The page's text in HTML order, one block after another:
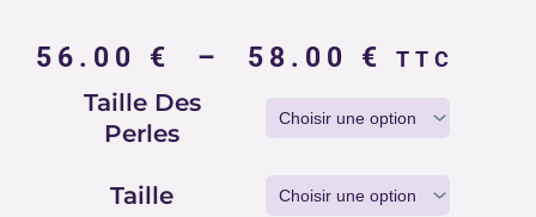
56.00 € – 58.00 € Plage
prix :
56.00 €
à
58.00 €
TTC
Taille Des
Perles
Taille
BRACELET
CALCITE